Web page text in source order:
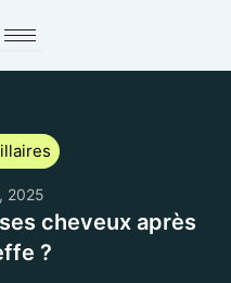
2025
cheveux après
?